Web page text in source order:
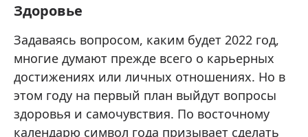
Здоровье
Задаваясь вопросом, каким будет 2022 год,
многие думают прежде всего о карьерных
достижениях или личных отношениях. Но в
этом году на первый план выйдут вопросы
здоровья и самочувствия. По восточному
календарю символ года призывает сделать